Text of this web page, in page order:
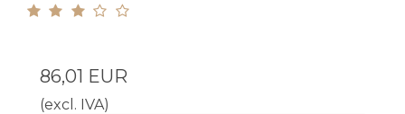
86,01 EUR
(excl. IVA)